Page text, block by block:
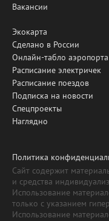
Вакансии
Экокарта
Сделано в России
Онлайн-табло аэропорта
Расписание электричек
Расписание поездов
Подписка на новости
Спецпроекты
Наглядно
Политика
Сайт содержит
и средства
Использование
только с указанием
Использование